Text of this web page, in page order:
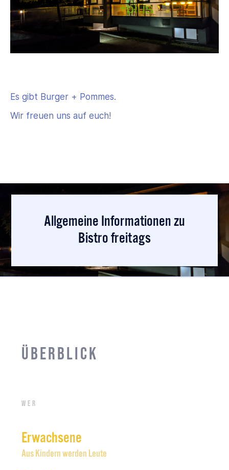
Es gibt Burger + Pommes.
Wir freuen uns auf euch!
Allgemeine Informationen zu
Bistro freitags
Überblick
Wer
Erwachsene
Aus Kindern werden Leute